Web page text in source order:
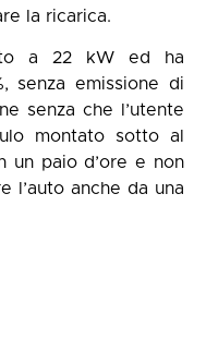
la ricarica.
a 22 kW ed ha
senza emissione di
senza che l’utente
montato sotto al
un paio d’ore e non
l’auto anche da una